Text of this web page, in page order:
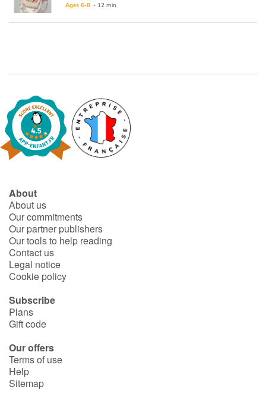
Fable, myth, literature and poetry
Heroines and Heroes
Ecology, nature, seasons
The animals
Around the world
Learning
Arts, space, activities
Documentaries
With the family
Daily life and hobbies
At school
Ages 6-8 - 12 min
About
About us
Our commitments
Our partner publishers
Our tools to help reading
Contact us
Legal notice
Cookie policy
Subscribe
Plans
Gift code
Our offers
Terms of use
Help
Sitemap